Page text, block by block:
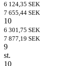
6 124,35 SEK
7 655,44 SEK
10
6 301,75 SEK
7 877,19 SEK
9
st.
10